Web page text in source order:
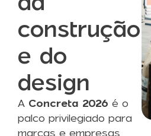
construção
e do
design
A Concreta 2026 é o
palco privilegiado para
marcas e empresas